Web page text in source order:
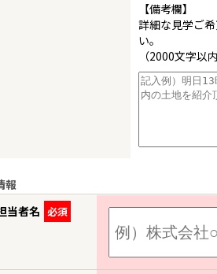
【備考欄】
詳細な見学ご
い。
（2000文字以内
報
当者名 必須